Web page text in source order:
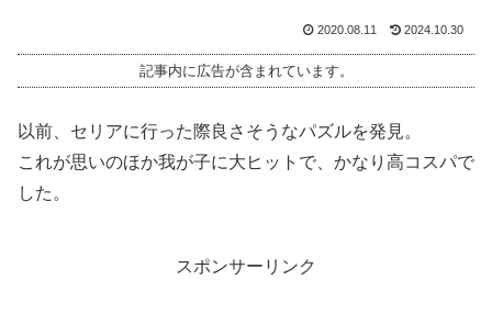
2020.08.11 2024.10.30
記事内に広告が含まれています。
以前、セリアに行った際良さそうなパズルを発見。
これが思いのほか我が子に大ヒットで、かなり高コスパで
した。
スポンサーリンク